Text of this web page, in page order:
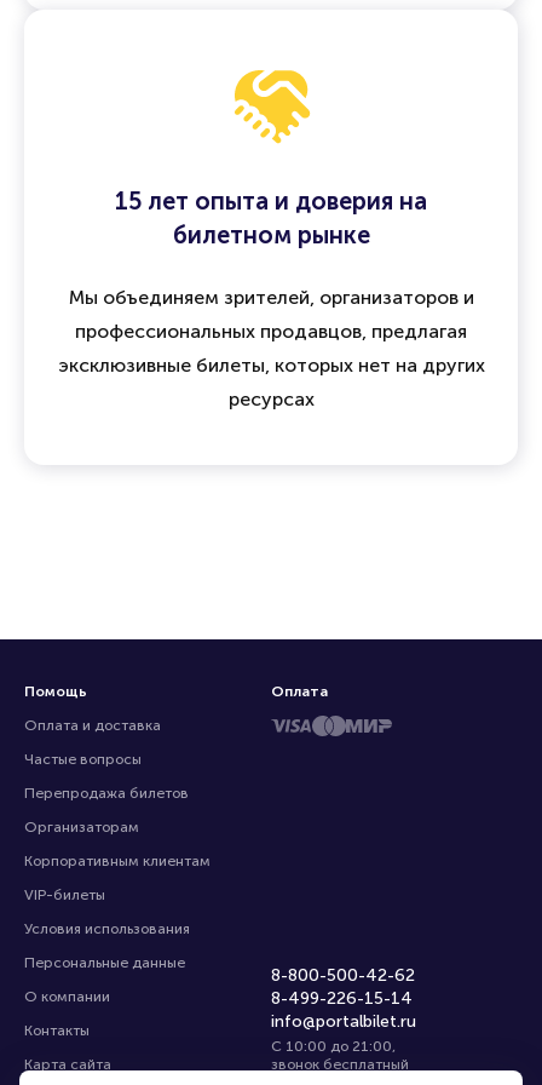
15 лет опыта и доверия на
билетном рынке
Мы объединяем зрителей, организаторов и
профессиональных продавцов, предлагая
эксклюзивные билеты, которых нет на других
ресурсах
Помощь
Оплата и доставка
Частые вопросы
Перепродажа билетов
Организаторам
Корпоративным клиентам
VIP-билеты
Условия использования
Персональные данные
О компании
Контакты
Карта сайта
8-800-500-42-62
8-499-226-15-14
info@portalbilet.ru
С 10:00 до 21:00,
звонок бесплатный
Оплата